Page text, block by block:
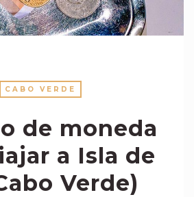
CABO VERDE
de moneda
a Isla de
Verde)